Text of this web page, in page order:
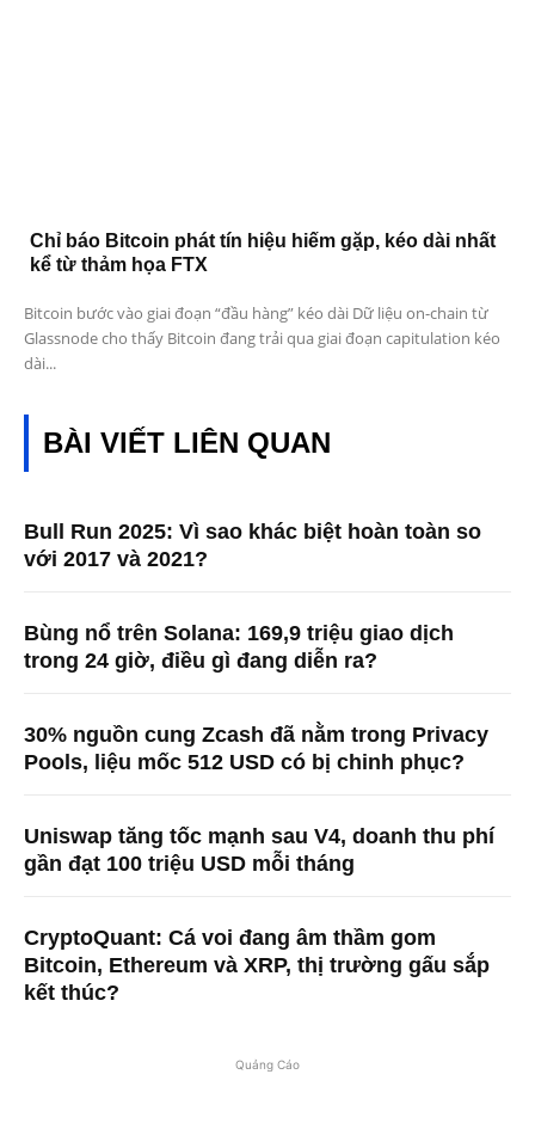
Chỉ báo Bitcoin phát tín hiệu hiếm gặp, kéo dài nhất
kể từ thảm họa FTX
Bitcoin bước vào giai đoạn “đầu hàng” kéo dài Dữ liệu on-chain từ
Glassnode cho thấy Bitcoin đang trải qua giai đoạn capitulation kéo
dài...
BÀI VIẾT LIÊN QUAN
Bull Run 2025: Vì sao khác biệt hoàn toàn so
với 2017 và 2021?
Bùng nổ trên Solana: 169,9 triệu giao dịch
trong 24 giờ, điều gì đang diễn ra?
30% nguồn cung Zcash đã nằm trong Privacy
Pools, liệu mốc 512 USD có bị chinh phục?
Uniswap tăng tốc mạnh sau V4, doanh thu phí
gần đạt 100 triệu USD mỗi tháng
CryptoQuant: Cá voi đang âm thầm gom
Bitcoin, Ethereum và XRP, thị trường gấu sắp
kết thúc?
Quảng Cáo